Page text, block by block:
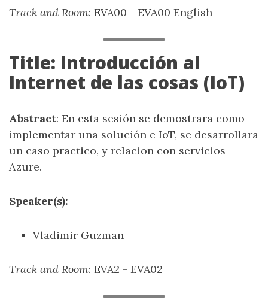
Track and Room: EVA00 - EVA00 English
Title: Introducción al
Internet de las cosas (IoT)
Abstract: En esta sesión se demostrara como
implementar una solución e IoT, se desarrollara
un caso practico, y relacion con servicios
Azure.
Speaker(s):
Vladimir Guzman
Track and Room: EVA2 - EVA02